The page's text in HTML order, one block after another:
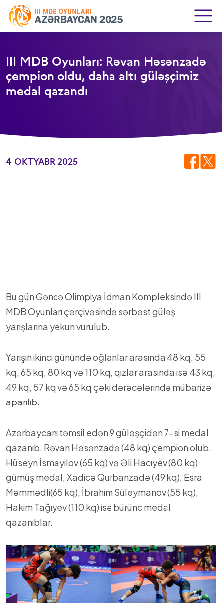
III MDB Oyunları: Rəvan Həsənzadə
çempion oldu, daha altı güləşçimiz
medal qazandı
4 OKTYABR 2025
Bu gün Gəncə Olimpiya İdman Kompleksində III
MDB Oyunları çərçivəsində sərbəst güləş
yarışlarına yekun vurulub.
Yarışın ikinci günündə oğlanlar arasında 48 kq, 55
kq, 65 kq, 80 kq və 110 kq, qızlar arasında isə 43 kq,
49 kq, 57 kq və 65 kq çəki dərəcələrində mübarizə
aparılıb.
Azərbaycanı təmsil edən 9 güləşçidən 7-si medal
qazanıb. Rəvan Həsənzadə (48 kq) çempion olub.
Hüseyn İsmayılov (65 kq) və Əli Hacıyev (80 kq)
gümüş medal, Xadicə Qurbanzadə (49 kq), Esra
Məmmədli(65 kq), İbrahim Süleymanov (55 kq),
Hakim Tağıyev (110 kq) isə bürünc medal
qazanıblar.